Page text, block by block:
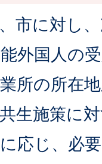
市に対し
外国人の
所の所在
生施策に
応じ、必